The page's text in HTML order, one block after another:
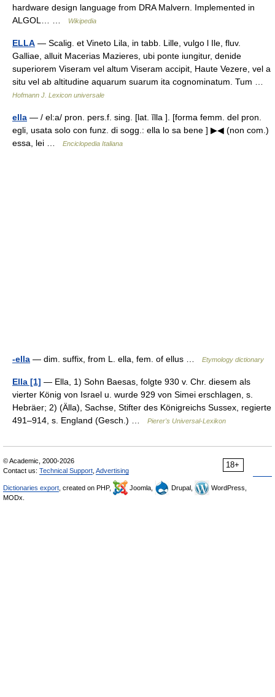
hardware design language from DRA Malvern. Implemented in
ALGOL… …
Wikipedia
ELLA — Scalig. et Vineto Lila, in tabb. Lille, vulgo l Ile, fluv.
Galliae, alluit Macerias Mazieres, ubi ponte iungitur, denide
superiorem Viseram vel altum Viseram accipit, Haute Vezere, vel a
situ vel ab altitudine aquarum suarum ita cognominatum. Tum …
Hofmann J. Lexicon universale
ella — / el:a/ pron. pers.f. sing. [lat. ĭlla ]. [forma femm. del pron.
egli, usata solo con funz. di sogg.: ella lo sa bene ] ▶◀ (non com.)
essa, lei …
Enciclopedia Italiana
-ella — dim. suffix, from L. ella, fem. of ellus … Etymology dictionary
Ella [1] — Ella, 1) Sohn Baesas, folgte 930 v. Chr. diesem als
vierter König von Israel u. wurde 929 von Simei erschlagen, s.
Hebräer; 2) (Älla), Sachse, Stifter des Königreichs Sussex, regierte
491–914, s. England (Gesch.) …
Pierer's Universal-Lexikon
18+
© Academic, 2000-2026
Contact us: Technical Support Advertising
Dictionaries export , created on PHP, Joomla, Drupal,
WordPress,
MODx.